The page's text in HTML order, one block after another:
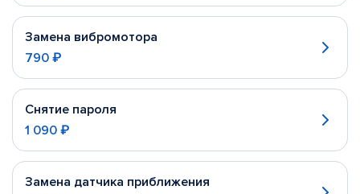
Замена вибромотора
790 ₽
Снятие пароля
1 090 ₽
Замена датчика приближения